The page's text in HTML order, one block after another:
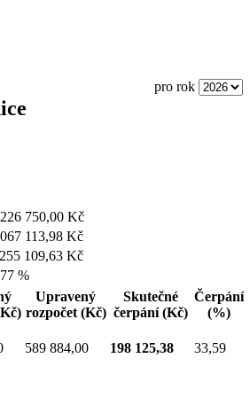
pro rok
750,00 Kč
113,98 Kč
109,63 Kč
%
Upravený
rozpočet (Kč)
Skutečné
čerpání(Kč)
Čerpání
(%)
589 884,00 198 125,38 33,59